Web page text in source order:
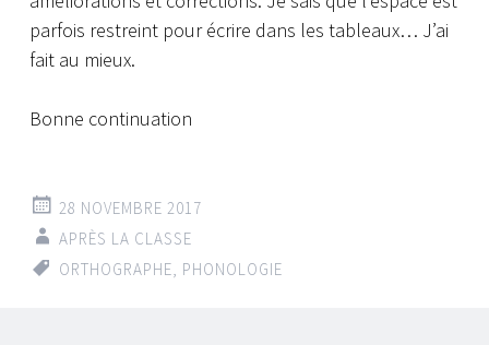
parfois restreint pour écrire dans les tableaux… J’ai
fait au mieux.
Bonne continuation
28 NOVEMBRE 2017
APRÈS LA CLASSE
ORTHOGRAPHE, PHONOLOGIE